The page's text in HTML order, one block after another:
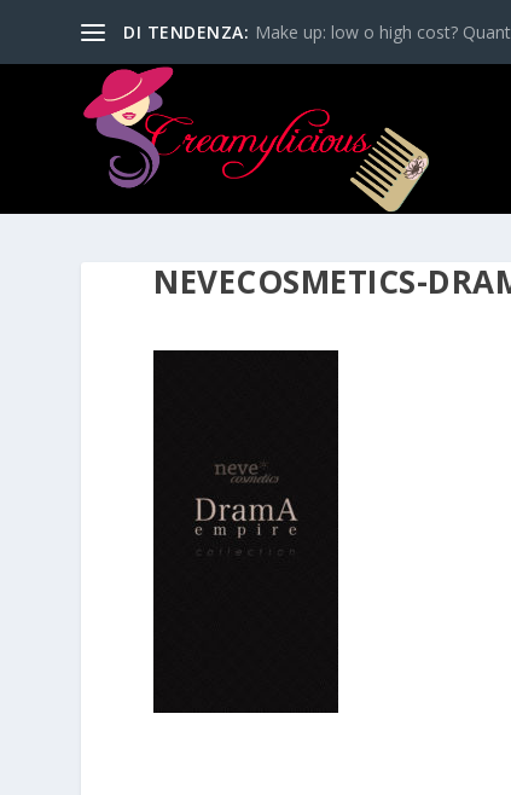
DI TENDENZA: Make up: low o high cost?
NEVECOSMETICS-